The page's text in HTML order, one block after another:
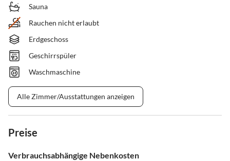
Sauna
Rauchen nicht erlaubt
Erdgeschoss
Geschirrspüler
Waschmaschine
Alle Zimmer/Ausstattungen anzeigen
Preise
Verbrauchsabhängige Nebenkosten